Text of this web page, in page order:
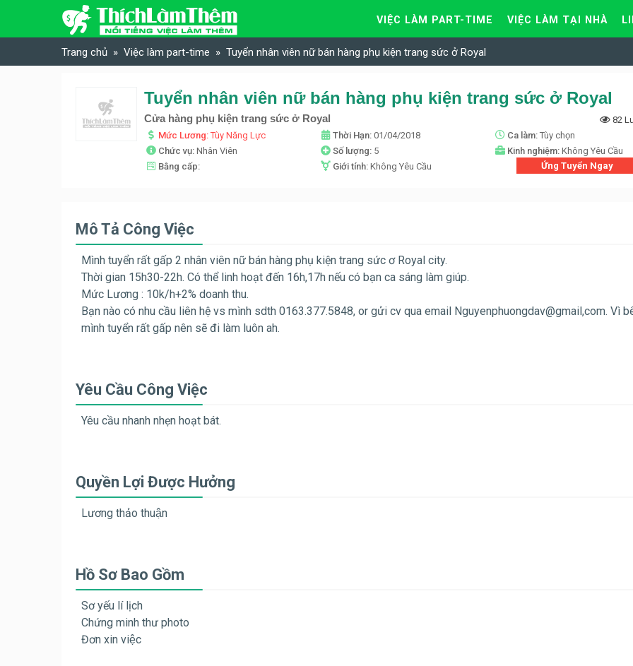
Skip to content
VIỆC LÀM PART-TIME VIỆC LÀM TẠI NHÀ
Trang chủ Việc làm part-time Tuyển nhân viên nữ bán hàng phụ kiện trang sức ở Royal
Tuyển nhân viên nữ bán hàng phụ kiện trang sức ở Royal
Cửa hàng phụ kiện trang sức ở Royal
82
Mức Lương:Tùy Năng Lực Thời Hạn: 01/04/2018 Ca làm: Tùy chọn
Chức vụ: Nhân Viên Số lượng: 5 Kinh nghiệm: Không Yêu Cầu
Bằng cấp:
Giới tính: Không Yêu Cầu Ứng Tuyển Ngay
Mô Tả Công Việc
Mình tuyển rất gấp 2 nhân viên nữ bán hàng phụ kiện trang sức ơ Royal city.
Thời gian 15h30-22h. Có thể linh hoạt đến 16h,17h nếu có bạn ca sáng làm giúp.
Mức Lương : 10k/h+2% doanh thu.
Bạn nào có nhu cầu liên hệ vs mình sdth 0163.377.5848, or gửi cv qua email Nguyenphuongdav@gmail,com. Vì
mình tuyển rất gấp nên sẽ đi làm luôn ah.
Yêu Cầu Công Việc
Yêu cầu nhanh nhẹn hoạt bát.
Quyền Lợi Được Hưởng
Lương thảo thuận
Hồ Sơ Bao Gồm
Sơ yếu lí lịch
Chứng minh thư photo
Đơn xin việc